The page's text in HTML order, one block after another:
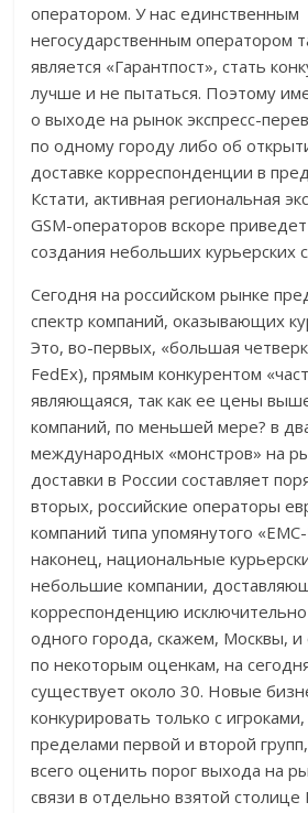
оператором. У нас единственным
негосударственным оператором
является «Гарантпост», стать
лучше и не пытаться. Поэтому
о выходе на рынок экспресс-
по одному городу либо об
доставке корреспонденции в
Кстати, активная региональная
GSM-операторов вскоре
создания небольших курьерских
Сегодня на российском рынке
спектр компаний, оказывающих
Это, во-первых, «большая
FedEx), прямым конкурентом
являющаяся, так как ее цены
компаний, по меньшей мере? в
международных «монстров» на
доставки в России составляет
вторых, российские операторы
компаний типа упомянутого
наконец, национальные
небольшие компании,
корреспонденцию
одного города, скажем, Москвы,
по некоторым оценкам, на
существует около 30. Новые
конкурировать только с
пределами первой и второй
всего оценить порог выхода на
связи в отдельно взятой столице